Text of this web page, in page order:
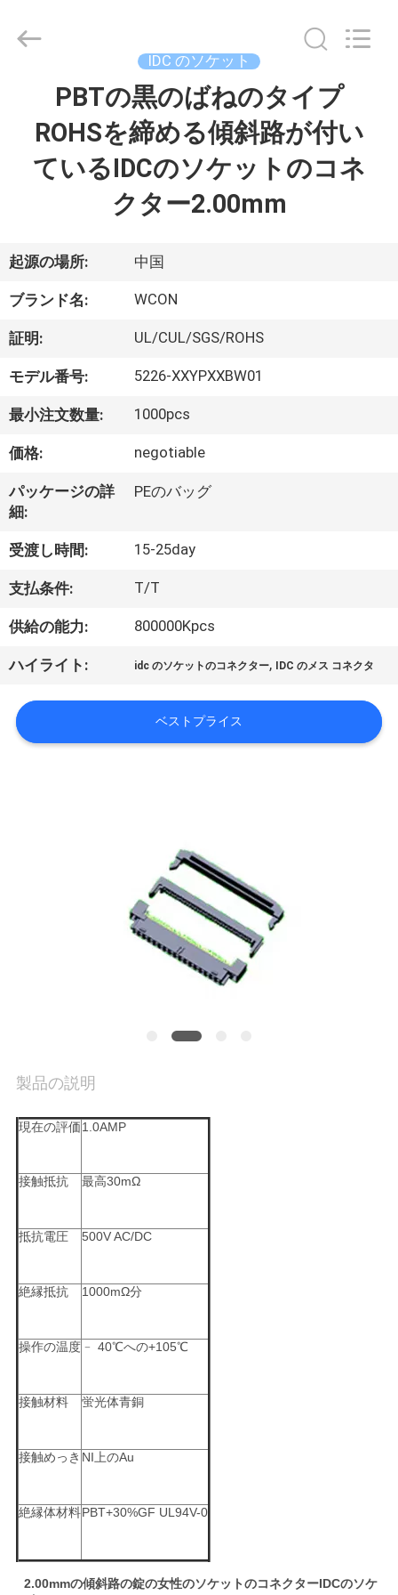
ク
ト
私
達
つ
い
て
工
場
旅
行
絡
し
さ
い
引
を
要
し
な
い
WCON
IDC のソケット
PBTの黒のばねのタイプ
ROHSを締める傾斜路が付い
ているIDCのソケットのコネ
クター2.00mm
起源の場所: 中国
ブランド名: WCON
証明: UL/CUL/SGS/ROHS
モデル番号: 5226-XXYPXXBW01
最小注文数量: 1000pcs
価格: negotiable
パッケージの詳
細:
PEのバッグ
受渡し時間: 15-25day
支払条件: T/T
供給の能力: 800000Kpcs
ハイライト: idc のソケットのコネクター, IDC のメス コネクタ
ベストプライス
製品の説明
現在の評価1.0AMP
接触抵抗 最高30mΩ
抵抗電圧 500V AC/DC
絶縁抵抗 1000mΩ分
操作の温度 ﹣ 40℃への+105℃
接触材料 蛍光体青銅
接触めっき NI上のAu
絶縁体材料PBT+30%GF UL94V-0
2.00mmの傾斜路の錠の女性のソケットのコネクターIDCのソケ